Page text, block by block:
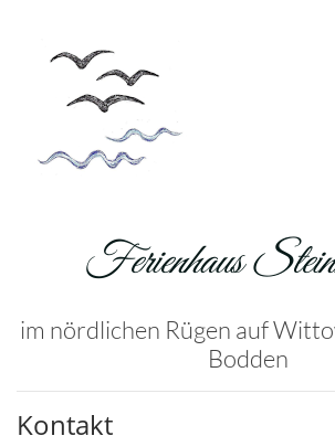
Ferienhaus
im nördlichen Rügen auf
Bodden
Kontakt